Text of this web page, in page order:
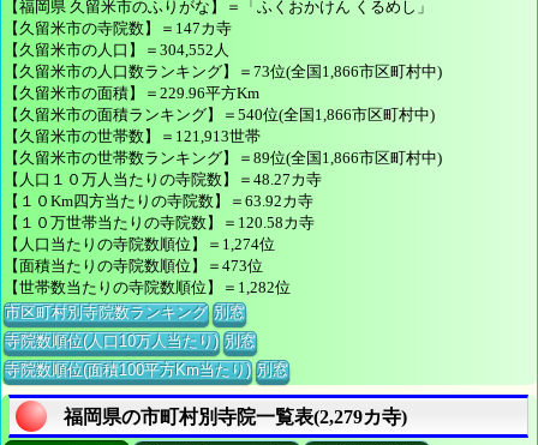
【福岡県 久留米市のふりがな】＝「ふくおかけん くるめし」
【久留米市の寺院数】＝147カ寺
【久留米市の人口】＝304,552人
【久留米市の人口数ランキング】＝73位(全国1,866市区町村中)
【久留米市の面積】＝229.96平方Km
【久留米市の面積ランキング】＝540位(全国1,866市区町村中)
【久留米市の世帯数】＝121,913世帯
【久留米市の世帯数ランキング】＝89位(全国1,866市区町村中)
【人口１０万人当たりの寺院数】＝48.27カ寺
【１０Km四方当たりの寺院数】＝63.92カ寺
【１０万世帯当たりの寺院数】＝120.58カ寺
【人口当たりの寺院数順位】＝1,274位
【面積当たりの寺院数順位】＝473位
【世帯数当たりの寺院数順位】＝1,282位
市区町村別寺院数ランキング 別窓
寺院数順位(人口10万人当たり) 別窓
寺院数順位(面積100平方Km当たり) 別窓
福岡県の市町村別寺院一覧表(2,279カ寺)